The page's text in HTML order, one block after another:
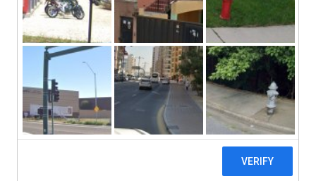
salud
Durante la VIII Cumbre de las
Américas que se realizó en Lima,
Perú, presidentes de la región
discutieron la corrupción, la
gobernabilidad de nuestros pueblos y
la sostenibilidad económica y social.